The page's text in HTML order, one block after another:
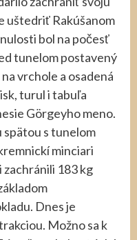
uštedriť Rakúšanom
bol na počesť
tunelom postavený
vrchole a osadená
turul i tabuľa
Görgeyho meno.
spätou s tunelom
minciari
183 kg
Dnes je
Možno sa k